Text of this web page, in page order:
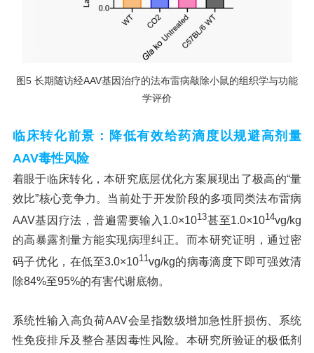
图5 长期随访经AAV基因治疗的法布雷病敲除小鼠的组织学与功能
学评价
临床转化前景：降低有效给药滴度以规避高剂量
AAV毒性风险
着眼于临床转化，本研究底层优化方案展现出了极高的“量
效比”核心竞争力。当前处于开发阶段的多项同类法布雷病
AAV基因疗法，普遍需要输入1.0×1013甚至1.0×1014vg/kg
的高暴露剂量方能实现病理纠正。而本研究证明，通过密
码子优化，在低至3.0×1011vg/kg的病毒滴度下即可强效清
除84%至95%的有害代谢底物。
系统性输入高负荷AAV会呈指数级增加急性肝损伤、系统
性免疫排斥及整合基因毒性风险。本研究所验证的极低剂